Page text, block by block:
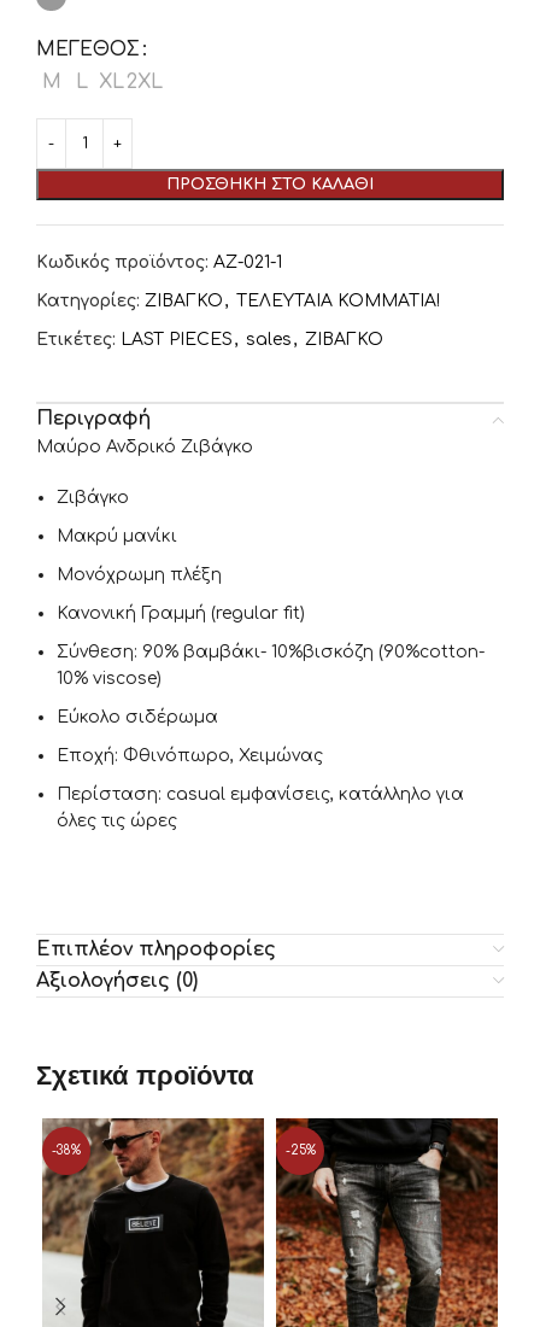
ΜΈΓΕΘΟΣ
M
L XL2XL
ΠΡΟΣΘΉΚΗ ΣΤΟ ΚΑΛΆΘΙ
Κωδικός προϊόντος: ΑΖ-021-1
Κατηγορίες: ΖΙΒΑΓΚΟ , ΤΕΛΕΥΤΑΙΑ ΚΟΜΜΑΤΙΑ!
Ετικέτες: LAST PIECES , sales , ΖΙΒΑΓΚΟ
Περιγραφή
Μαύρο Ανδρικό Ζιβάγκο
Ζιβάγκο
Μακρύ μανίκι
Μονόχρωμη πλέξη
Κανονική Γραμμή (regular fit)
Σύνθεση: 90% βαμβάκι- 10%βισκόζη (90%cotton-
10% viscose)
Εύκολο σιδέρωμα
Εποχή: Φθινόπωρο, Χειμώνας
Περίσταση: casual εμφανίσεις, κατάλληλο για
όλες τις ώρες
Επιπλέον πληροφορίες
Αξιολογήσεις (0)
Σχετικά προϊόντα
-38% -25%